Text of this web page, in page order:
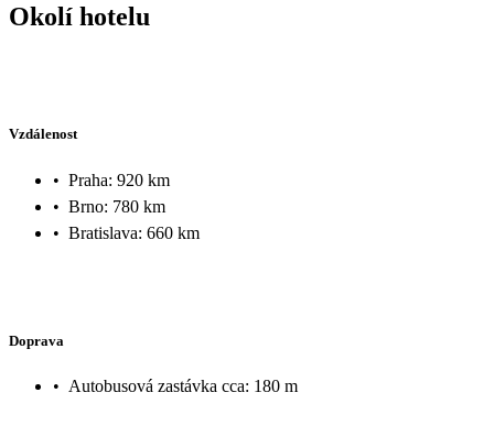
Okolí hotelu
Vzdálenost
• Praha: 920 km
• Brno: 780 km
• Bratislava: 660 km
Doprava
• Autobusová zastávka cca: 180 m